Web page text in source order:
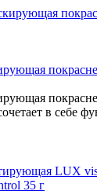
в себе